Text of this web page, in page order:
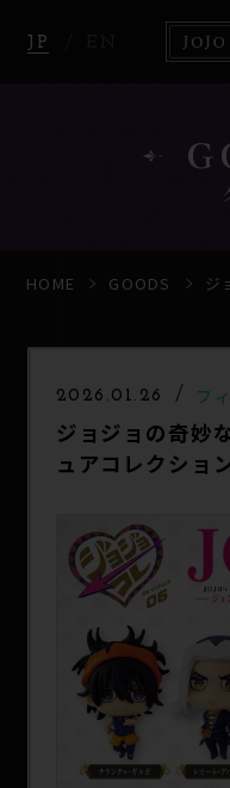
JP
HOME
COMICS
SPECIAL
HOME GOODS ジ
2026.01.26 フ
ジョジョの奇妙
ュアコレクシ